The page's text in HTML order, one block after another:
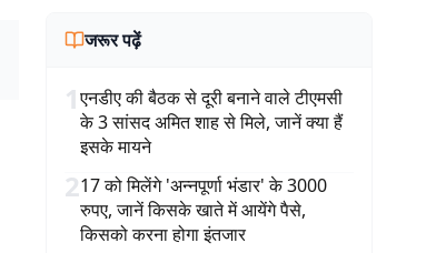
जरूर पढ़ें
1एनडीए की बैठक से दूरी बनाने वाले टीएमसी
के 3 सांसद अमित शाह से मिले, जानें क्या हैं
इसके मायने
217 को मिलेंगे 'अन्नपूर्णा भंडार' के 3000
रुपए, जानें किसके खाते में आयेंगे पैसे,
किसको करना होगा इंतजार